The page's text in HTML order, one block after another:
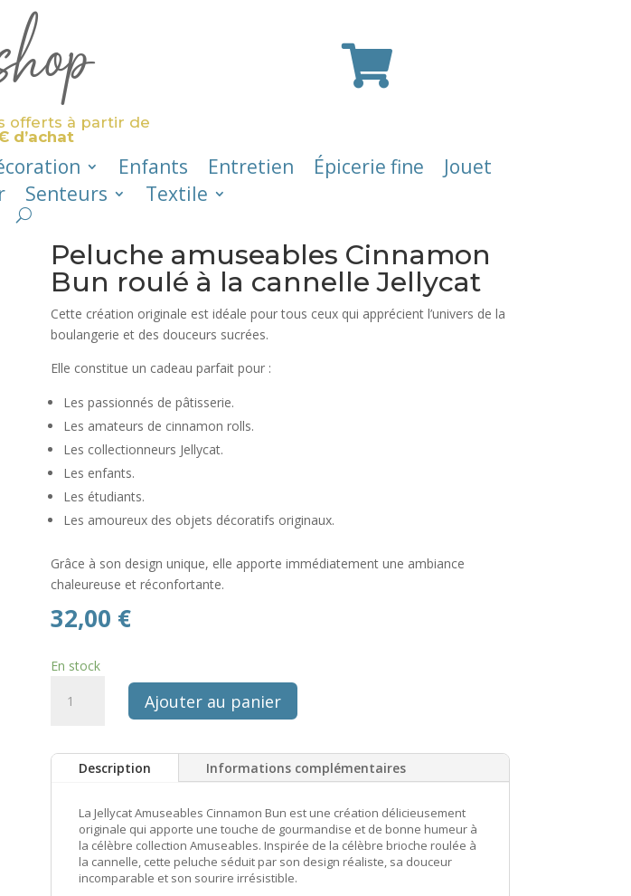
offerts à partir de
d’achat

Enfants Entretien Épicerie fine
Jouet
Senteurs Textile
Peluche amuseables Cinnamon
Bun roulé à la cannelle Jellycat
Cette création originale est idéale pour tous ceux qui apprécient l’univers de la
boulangerie et des douceurs sucrées.
Elle constitue un cadeau parfait pour :
Les passionnés de pâtisserie.
Les amateurs de cinnamon rolls.
Les collectionneurs Jellycat.
Les enfants.
Les étudiants.
Les amoureux des objets décoratifs originaux.
Grâce à son design unique, elle apporte immédiatement une ambiance
chaleureuse et réconfortante.
32,00 €
En stock
Cinnamon
cannelle
Ajouter au panier
Description Informations complémentaires
La Jellycat Amuseables Cinnamon Bun est une création délicieusement
originale qui apporte une touche de gourmandise et de bonne humeur à
la célèbre collection Amuseables. Inspirée de la célèbre brioche roulée à
la cannelle, cette peluche séduit par son design réaliste, sa douceur
incomparable et son sourire irrésistible.